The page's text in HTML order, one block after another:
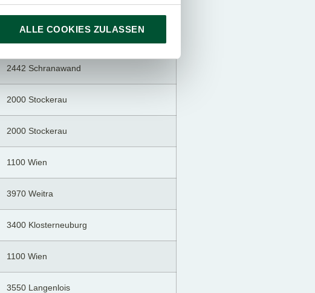
ALLE COOKIES ZULASSEN
3680 Gottsdorf
2442 Schranawand
2000 Stockerau
2000 Stockerau
1100 Wien
3970 Weitra
3400 Klosterneuburg
1100 Wien
3550 Langenlois